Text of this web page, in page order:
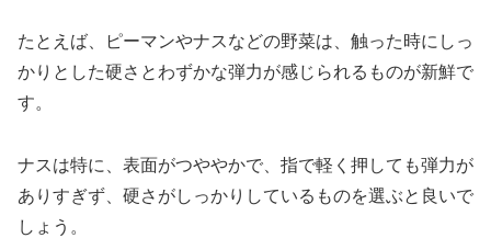
たとえば、ピーマンやナスなどの野菜は、触った時にしっ
かりとした硬さとわずかな弾力が感じられるものが新鮮で
す。
ナスは特に、表面がつややかで、指で軽く押しても弾力が
ありすぎず、硬さがしっかりしているものを選ぶと良いで
しょう。